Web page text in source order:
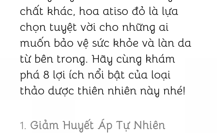
chất khác, hoa atiso đỏ là lựa
chọn tuyệt vời cho những ai
muốn bảo vệ sức khỏe và làn da
từ bên trong. Hãy cùng khám
phá 8 lợi ích nổi bật của loại
thảo dược thiên nhiên này nhé!
1. Giảm Huyết Áp Tự Nhiên